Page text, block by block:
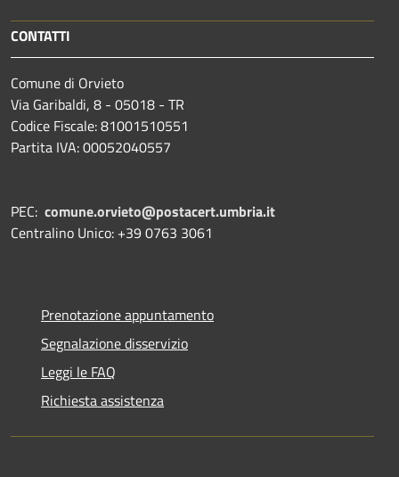
CONTATTI
Comune di Orvieto
Via Garibaldi, 8 - 05018 - TR
Codice Fiscale: 81001510551
Partita IVA: 00052040557
PEC: comune.orvieto@postacert.umbria.it
Centralino Unico: +39 0763 3061
Prenotazione appuntamento
Segnalazione disservizio
Leggi le FAQ
Richiesta assistenza